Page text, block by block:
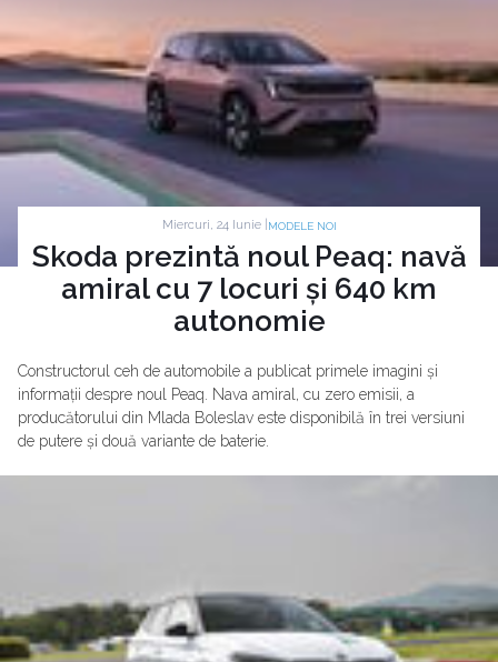
Miercuri, 24 Iunie | MODELE NOI
Skoda prezintă noul Peaq: navă
amiral cu 7 locuri și 640 km
autonomie
Constructorul ceh de automobile a publicat primele imagini și
informații despre noul Peaq. Nava amiral, cu zero emisii, a
producătorului din Mlada Boleslav este disponibilă în trei versiuni
de putere și două variante de baterie.